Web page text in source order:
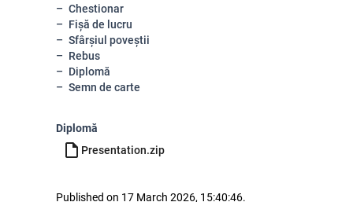
Chestionar
Fișă de lucru
Sfârșiul poveștii
Rebus
Diplomă
Semn de carte
Diplomă
Presentation.zip
Published on 17 March 2026, 15:40:46.